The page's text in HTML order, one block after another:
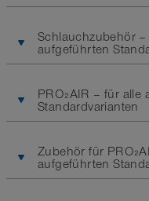
Schlauchzubehör
aufgeführten
PRO₂AIR – für alle
Standardvarianten
Zubehör für
aufgeführten